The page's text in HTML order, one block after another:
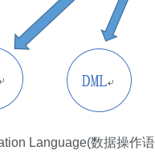
Language(数据操作